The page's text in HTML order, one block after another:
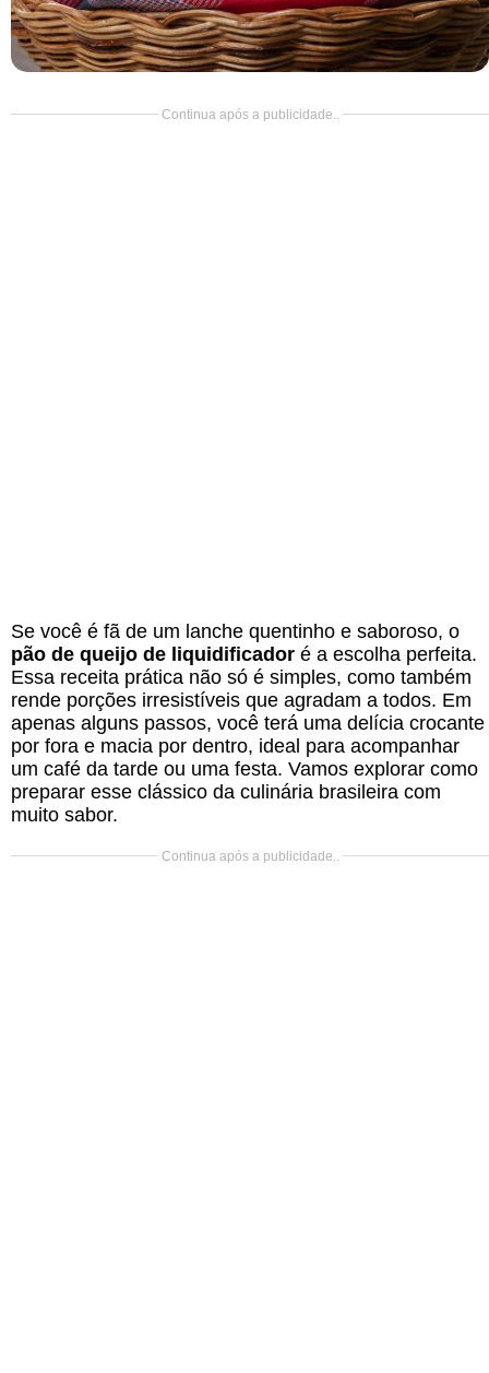
Cocada
Continua após a publicidade..
Se você é fã de um lanche quentinho e saboroso, o
pão de queijo de liquidificador é a escolha perfeita.
Essa receita prática não só é simples, como também
rende porções irresistíveis que agradam a todos. Em
apenas alguns passos, você terá uma delícia crocante
por fora e macia por dentro, ideal para acompanhar
um café da tarde ou uma festa. Vamos explorar como
preparar esse clássico da culinária brasileira com
muito sabor.
Continua após a publicidade..